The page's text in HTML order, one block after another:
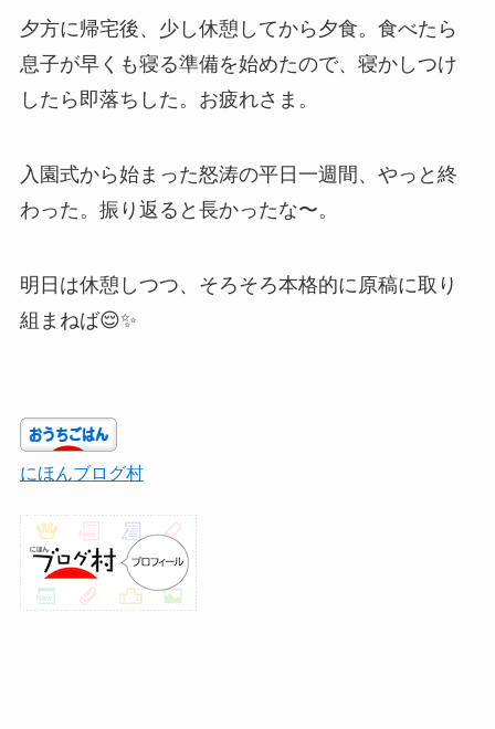
夕方に帰宅後、少し休憩してから夕食。食べたら
息子が早くも寝る準備を始めたので、寝かしつけ
したら即落ちした。お疲れさま。
入園式から始まった怒涛の平日一週間、やっと終
わった。振り返ると長かったな〜。
明日は休憩しつつ、そろそろ本格的に原稿に取り
組まねば😌✨
にほんブログ村